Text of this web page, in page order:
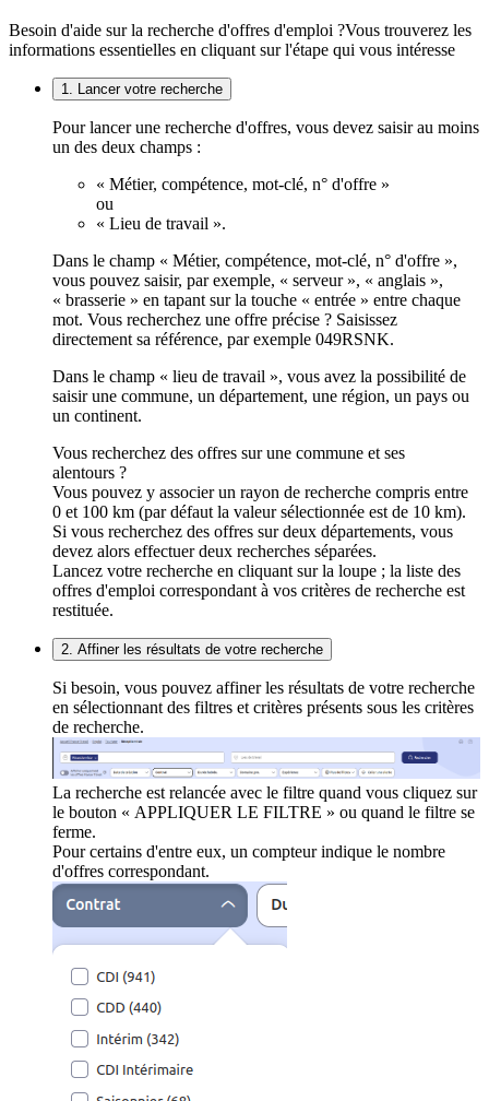
Besoin d'aide sur la recherche d'offres d'emploi ?Vous trouverez les
informations essentielles en cliquant sur l'étape qui vous intéresse
1. Lancer votre recherche
Pour lancer une recherche d'offres, vous devez saisir au moins
un des deux champs :
« Métier, compétence, mot-clé, n° d'offre »
ou
« Lieu de travail ».
Dans le champ « Métier, compétence, mot-clé, n° d'offre »,
vous pouvez saisir, par exemple, « serveur », « anglais »,
« brasserie » en tapant sur la touche « entrée » entre chaque
mot. Vous recherchez une offre précise ? Saisissez
directement sa référence, par exemple 049RSNK.
Dans le champ « lieu de travail », vous avez la possibilité de
saisir une commune, un département, une région, un pays ou
un continent.
Vous recherchez des offres sur une commune et ses
alentours ?
Vous pouvez y associer un rayon de recherche compris entre
0 et 100 km (par défaut la valeur sélectionnée est de 10 km).
Si vous recherchez des offres sur deux départements, vous
devez alors effectuer deux recherches séparées.
Lancez votre recherche en cliquant sur la loupe ; la liste des
offres d'emploi correspondant à vos critères de recherche est
restituée.
2. Affiner les résultats de votre recherche
Si besoin, vous pouvez affiner les résultats de votre recherche
en sélectionnant des filtres et critères présents sous les critères
de recherche.
La recherche est relancée avec le filtre quand vous cliquez sur
le bouton « APPLIQUER LE FILTRE » ou quand le filtre se
ferme.
Pour certains d'entre eux, un compteur indique le nombre
d'offres correspondant.